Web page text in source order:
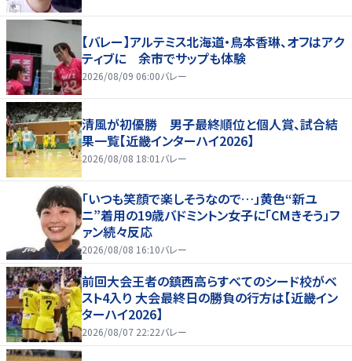
【バレー】アルテミス北海道・鳥本香琳、オフはアク
ティブに 余市でサップも体験
2026/08/09 06:00バレー
清風が初優勝 男子最終順位と個人賞、試合結
果一覧【近畿インターハイ2026】
2026/08/08 18:01 バレー
「いつも笑顔で楽しそうなので…」黄色“新ユ
ニ”着用の19歳バドミントン女子に「CMきそう」フ
ァン続々反応
2026/08/08 16:10バレー
前回大会王者の鎮西高らすべてのシード校がベ
スト4入り 大会最終日の勝負の行方は【近畿イン
ターハイ2026】
2026/08/07 22:22バレー